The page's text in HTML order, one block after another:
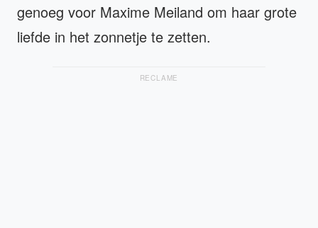
genoeg voor Maxime Meiland om haar grote
liefde in het zonnetje te zetten.
RECLAME